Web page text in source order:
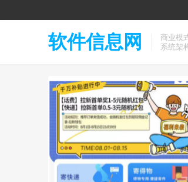
软件信息网
商业模
系统架